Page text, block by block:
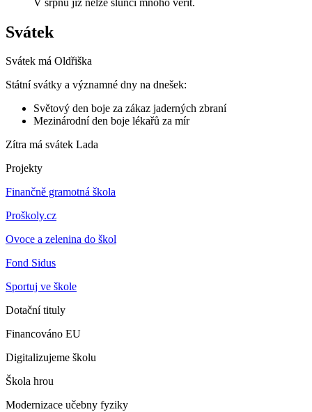
Svátek
Svátek má Oldřiška
Státní svátky a významné dny na dnešek:
Světový den boje za zákaz jaderných zbraní
Mezinárodní den boje lékařů za mír
Zítra má svátek Lada
Projekty
Finančně gramotná škola
Proškoly.cz
Ovoce a zelenina do škol
Fond Sidus
Sportuj ve škole
Dotační tituly
Financováno EU
Digitalizujeme školu
Škola hrou
Modernizace učebny fyziky